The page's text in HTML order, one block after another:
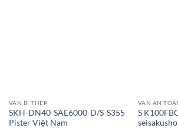
VAN BI THÉP
SKH-DN40-SAE6000-D/S-S355
Pister Việt Nam
VAN AN
S